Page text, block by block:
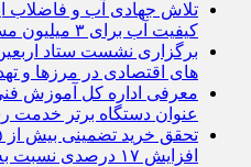
کیفیت آب برای ۳ میلیون مسافر در مسیر مهران
برگزاری نشست ستاد
های اقتصادی در مرزها و
معرفی اداره کل آموزش
عنوان دستگاه برتر خدمت‌
افزایش ۱۷ درصدی نسبت به سال گذشته